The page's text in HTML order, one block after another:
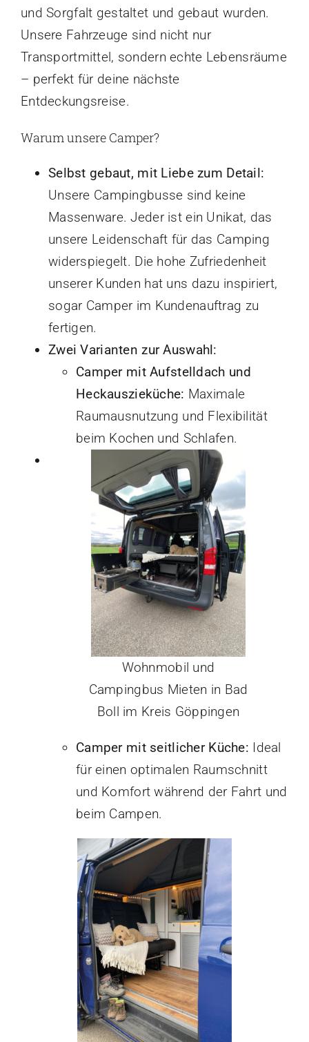
und Sorgfalt gestaltet und gebaut wurden.
Unsere Fahrzeuge sind nicht nur
Transportmittel, sondern echte Lebensräume
– perfekt für deine nächste
Entdeckungsreise.
Warum unsere Camper?
Selbst gebaut, mit Liebe zum Detail:
Unsere Campingbusse sind keine
Massenware. Jeder ist ein Unikat, das
unsere Leidenschaft für das Camping
widerspiegelt. Die hohe Zufriedenheit
unserer Kunden hat uns dazu inspiriert,
sogar Camper im Kundenauftrag zu
fertigen.
Zwei Varianten zur Auswahl:
Camper mit Aufstelldach und
Heckauszieküche: Maximale
Raumausnutzung und Flexibilität
beim Kochen und Schlafen.
Wohnmobil und
Campingbus Mieten in Bad
Boll im Kreis Göppingen
Camper mit seitlicher Küche: Ideal
für einen optimalen Raumschnitt
und Komfort während der Fahrt und
beim Campen.